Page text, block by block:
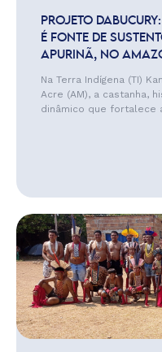
PROJETO
É FONTE DE
APURINÃ, NO
Na Terra Indígena (TI)
Acre (AM), a castanha,
dinâmico que fortalece